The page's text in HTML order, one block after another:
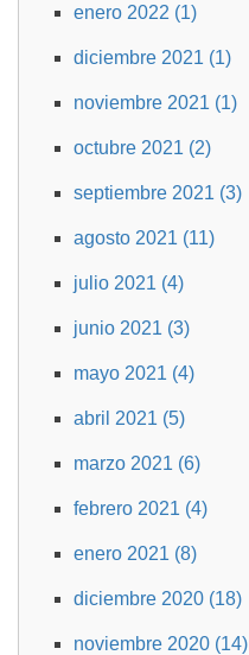
enero 2022 (1)
diciembre 2021 (1)
noviembre 2021 (1)
octubre 2021 (2)
septiembre 2021 (3)
agosto 2021 (11)
julio 2021 (4)
junio 2021 (3)
mayo 2021 (4)
abril 2021 (5)
marzo 2021 (6)
febrero 2021 (4)
enero 2021 (8)
diciembre 2020 (18)
noviembre 2020 (14)